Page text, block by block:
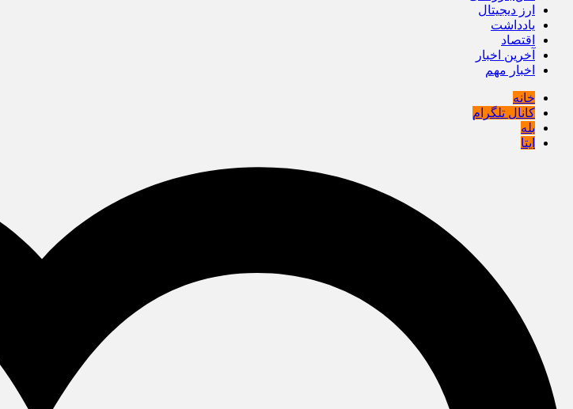
ارز دیجیتال
یادداشت
اقتصاد
آخرین اخبار
اخبار مهم
خانه
کانال تلگرام
بله
ایتا